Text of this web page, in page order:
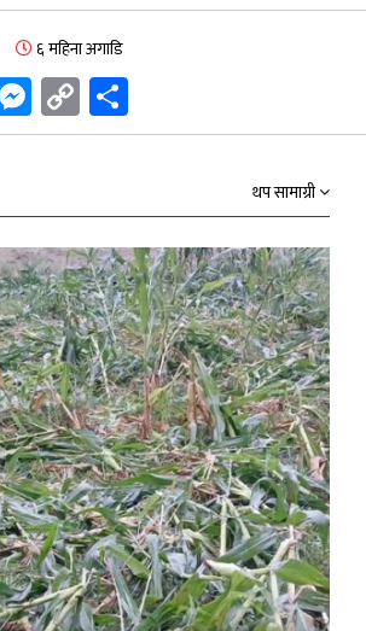
६ महिना अगाडि
Messenger
Copy
Link
थप सामाग्री